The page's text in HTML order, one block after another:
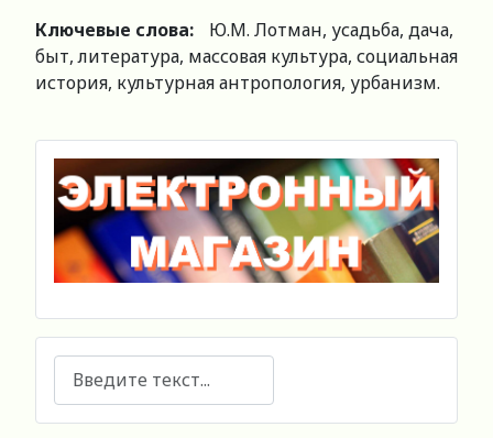
Ключевые слова:
Ю.М. Лотман, усадьба, дача,
быт, литература, массовая культура, социальная
история, культурная антропология, урбанизм.
Поиск